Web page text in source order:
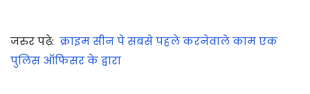
जरुर पढ़े: क्राइम सीन पे सबसे पहले करनेवाले काम एक
पुलिस ऑफिसर के द्वारा